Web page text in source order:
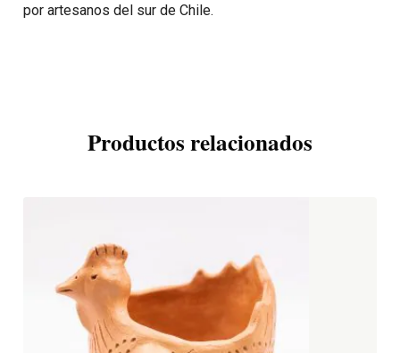
por artesanos del sur de Chile.
Productos relacionados